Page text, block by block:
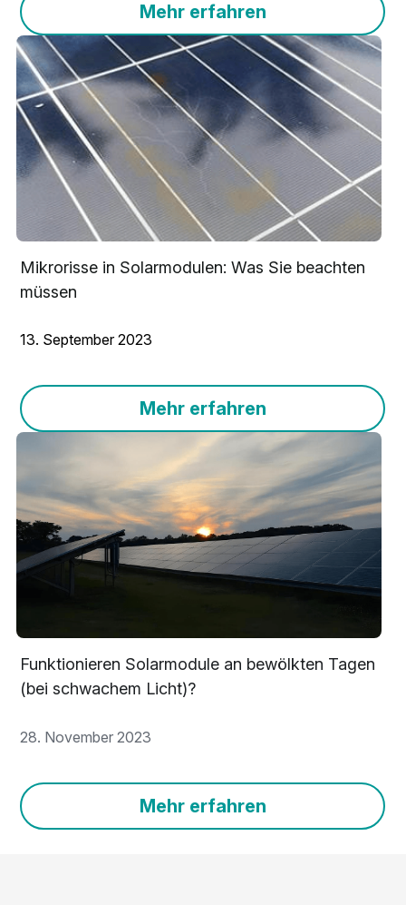
Mehr erfahren
Mikrorisse in Solarmodulen: Was Sie beachten
müssen
13. September 2023
Mehr erfahren
Funktionieren Solarmodule an bewölkten Tagen
(bei schwachem Licht)?
28. November 2023
Mehr erfahren